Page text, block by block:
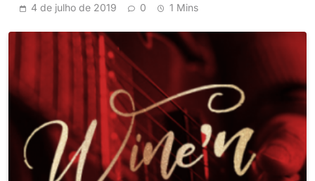
4 de julho de 2019 0 1 Mins